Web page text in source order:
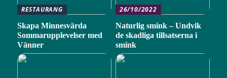
RESTAURANG
Skapa Minnesvärda
Sommarupplevelser med
Vänner
26/10/2022
Naturlig smink – Undvik
de skadliga tillsatserna i
smink